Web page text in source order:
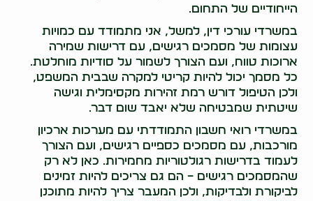
הייחודיים של התחום.
במשרדי עורכי דין, למשל, אני מתמודד עם כמויות
עצומות של מסמכים רגישים, עם דרישות שמירה
ארוכות טווח, ועם הצורך לשמור על סודיות מוחלטת.
כל מסמך יכול להיות קריטי למקרה שבבית המשפט,
ולכן הטיפול דורש רמת זהירות מקסימלית וגישה
שיטתית שמבטיחה שלא יאבד שום דבר.
במשרדי רואי חשבון התמודדתי עם מערכות ארכיון
מורכבות, עם מסמכים כספיים רגישים, ועם הצורך
לעמוד בדרישות רגולטוריות מחמירות. כאן לא רק
שהמסמכים רגישים – הם גם צריכים להיות זמינים
לביקורת ולבדיקות, ולכן המעבר צריך להיות מתוכנן